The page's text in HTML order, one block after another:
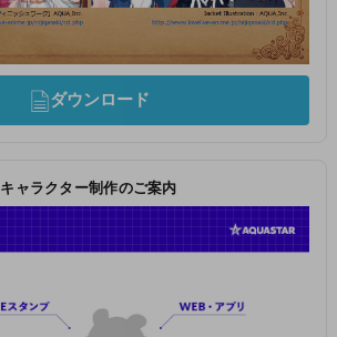
ダウンロード
キャラクター制作のご案内